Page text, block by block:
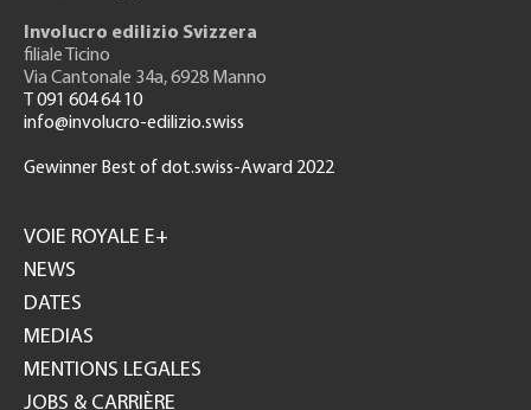
Involucro edilizio Svizzera
filiale Ticino
Via Cantonale 34a, 6928 Manno
T 091 604 64 10
info@involucro-edilizio.swiss
Gewinner Best of dot.swiss-Award 2022
GH
VOIE ROYALE E+
NEWS
DATES
MEDIAS
MENTIONS LEGALES
JOBS & CARRIÈRE